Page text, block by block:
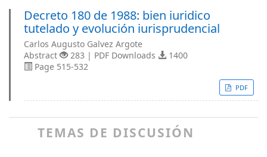
Decreto 180 de 1988: bien iuridico
tutelado y evolución iurisprudencial
Carlos Augusto Galvez Argote
Abstract
283 | PDF Downloads
1400
Page 515-532
PDF
TEMAS DE DISCUSIÓN